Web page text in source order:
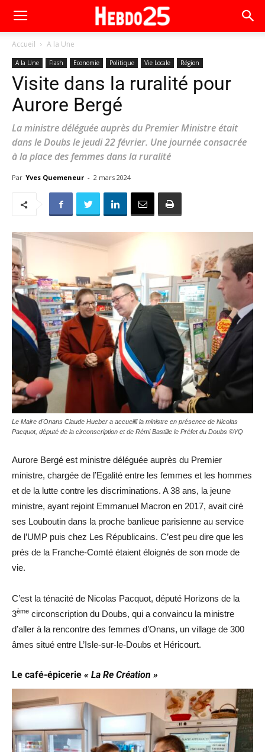
Accueil A la Une
A la Une Flash Economie Politique Vie Locale Région
Visite dans la ruralité pour
Aurore Bergé
La ministre déléguée auprès du Premier Ministre était
dans le Doubs le jeudi 22 février. Une journée consacrée
à la place des femmes dans la ruralité
Par Yves Quemeneur - 2 mars 2024
Le Maire d'Onans Claude Hueber a accueilli la ministre en présence de Nicolas
Pacquot, député de la circonscription et de Rémi Bastille le Préfet du Doubs ©YQ
Aurore Bergé est ministre déléguée auprès du Premier
ministre, chargée de l’Egalité entre les femmes et les hommes
et de la lutte contre les discriminations. A 38 ans, la jeune
ministre, ayant rejoint Emmanuel Macron en 2017, avait ciré
ses Louboutin dans la proche banlieue parisienne au service
de l’UMP puis chez Les Républicains. C’est peu dire que les
prés de la Franche-Comté étaient éloignés de son mode de
vie.
C’est la ténacité de Nicolas Pacquot, député Horizons de la
3ème circonscription du Doubs, qui a convaincu la ministre
d’aller à la rencontre des femmes d’Onans, un village de 300
âmes situé entre L’Isle-sur-le-Doubs et Héricourt.
Le café-épicerie « La Re Création »